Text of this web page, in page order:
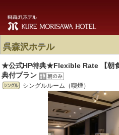
呉森沢ホテル
★公式HP特典★Flexible Rate 【朝
典付プラン
シングルルーム（喫煙）